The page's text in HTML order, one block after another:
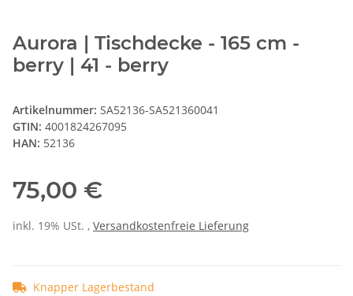
Aurora | Tischdecke - 165 cm -
berry | 41 - berry
Artikelnummer: SA52136-SA521360041
GTIN: 4001824267095
HAN: 52136
75,00 €
inkl. 19% USt. , Versandkostenfreie Lieferung
Knapper Lagerbestand